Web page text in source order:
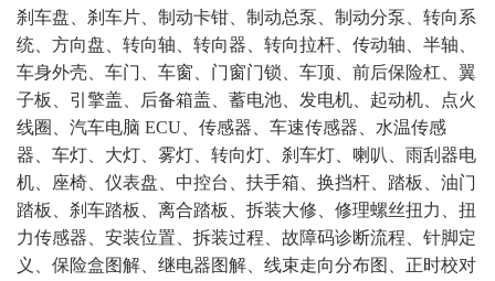
刹车盘、刹车片、制动卡钳、制动总泵、制动分泵、转向系
统、方向盘、转向轴、转向器、转向拉杆、传动轴、半轴、
车身外壳、车门、车窗、门窗门锁、车顶、前后保险杠、翼
子板、引擎盖、后备箱盖、蓄电池、发电机、起动机、点火
线圈、汽车电脑 ECU、传感器、车速传感器、水温传感
器、车灯、大灯、雾灯、转向灯、刹车灯、喇叭、雨刮器电
机、座椅、仪表盘、中控台、扶手箱、换挡杆、踏板、油门
踏板、刹车踏板、离合踏板、拆装大修、修理螺丝扭力、扭
力传感器、安装位置、拆装过程、故障码诊断流程、针脚定
义、保险盒图解、继电器图解、线束走向分布图、正时校对